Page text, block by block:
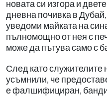
новата си изгора и
дневна почивка в
уведоми майката на
пълномощно от нея с
може да пътува само с
След като
усъмнили, че
е фалшифициран,